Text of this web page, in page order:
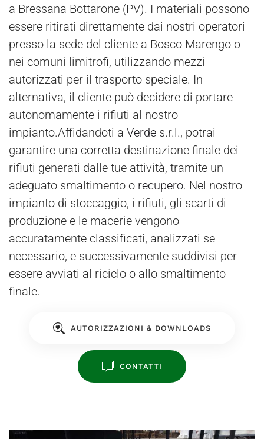
a Bressana Bottarone (PV). I materiali possono
essere ritirati direttamente dai nostri operatori
presso la sede del cliente a Bosco Marengo o
nei comuni limitrofi, utilizzando mezzi
autorizzati per il trasporto speciale. In
alternativa, il cliente può decidere di portare
autonomamente i rifiuti al nostro
impianto.Affidandoti a Verde s.r.l., potrai
garantire una corretta destinazione finale dei
rifiuti generati dalle tue attività, tramite un
adeguato smaltimento o recupero. Nel nostro
impianto di stoccaggio, i rifiuti, gli scarti di
produzione e le macerie vengono
accuratamente classificati, analizzati se
necessario, e successivamente suddivisi per
essere avviati al riciclo o allo smaltimento
finale.
AUTORIZZAZIONI & DOWNLOADS
CONTATTI